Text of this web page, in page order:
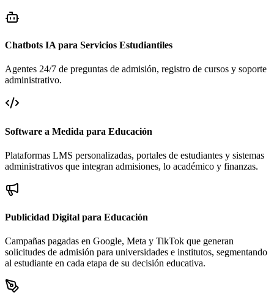
Chatbots IA para Servicios Estudiantiles
Agentes 24/7 de preguntas de admisión, registro de cursos y soporte
administrativo.
Software a Medida para Educación
Plataformas LMS personalizadas, portales de estudiantes y sistemas
administrativos que integran admisiones, lo académico y finanzas.
Publicidad Digital para Educación
Campañas pagadas en Google, Meta y TikTok que generan
solicitudes de admisión para universidades e institutos, segmentando
al estudiante en cada etapa de su decisión educativa.